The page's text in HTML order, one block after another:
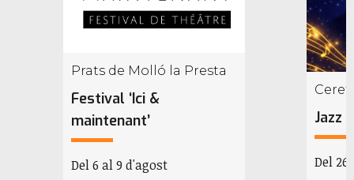
Prats de Molló la Presta
Festival ‘Ici &
maintenant’
Del 6 al 9 d'agost
Ceret
Jazz
Del